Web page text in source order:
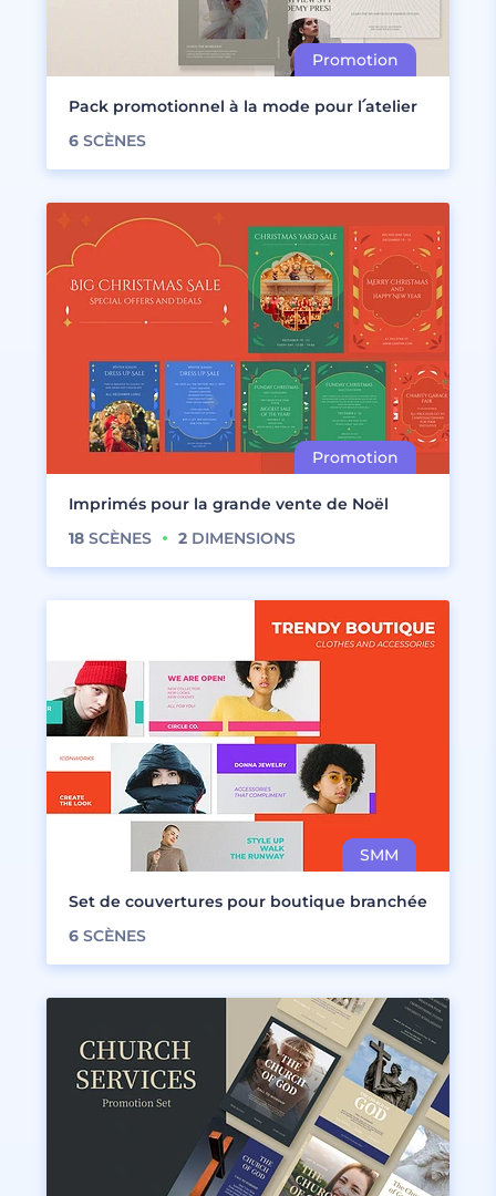
Pack promotionnel à la mode pour l՛atelier
6 SCÈNES
Imprimés pour la grande vente de Noël
18 SCÈNES 2 DIMENSIONS
Set de couvertures pour boutique branchée
6 SCÈNES